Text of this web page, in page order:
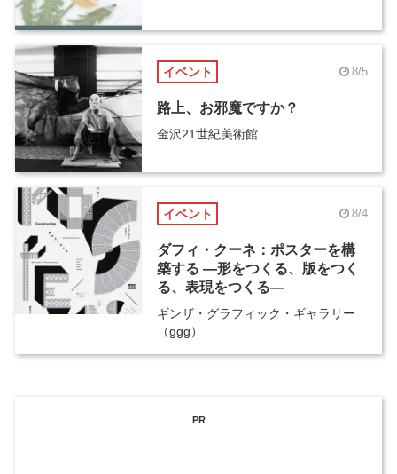
イベント 8/5
路上、お邪魔ですか？
金沢21世紀美術館
イベント 8/4
ダフィ・クーネ：ポスターを構
築する ―形をつくる、版をつく
る、表現をつくる―
ギンザ・グラフィック・ギャラリー
（ggg）
PR